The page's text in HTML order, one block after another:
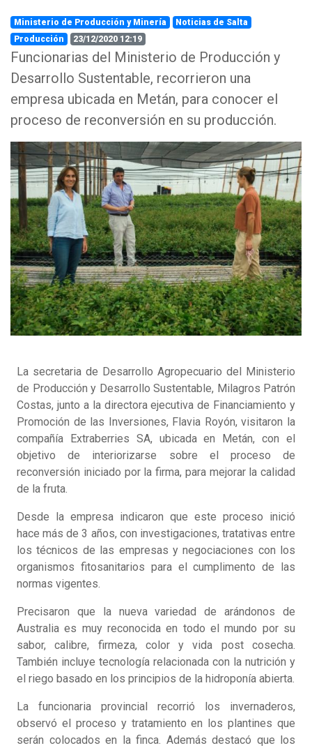
Ministerio de Producción y Minería
Noticias de Salta
Producción
23/12/2020 12:19
Funcionarias del Ministerio de Producción y
Desarrollo Sustentable, recorrieron una
empresa ubicada en Metán, para conocer el
proceso de reconversión en su producción.
La secretaria de Desarrollo Agropecuario del Ministerio
de Producción y Desarrollo Sustentable, Milagros Patrón
Costas, junto a la directora ejecutiva de Financiamiento y
Promoción de las Inversiones, Flavia Royón, visitaron la
compañía Extraberries SA, ubicada en Metán, con el
objetivo de interiorizarse sobre el proceso de
reconversión iniciado por la firma, para mejorar la calidad
de la fruta.
Desde la empresa indicaron que este proceso inició
hace más de 3 años, con investigaciones, tratativas entre
los técnicos de las empresas y negociaciones con los
organismos fitosanitarios para el cumplimento de las
normas vigentes.
Precisaron que la nueva variedad de arándonos de
Australia es muy reconocida en todo el mundo por su
sabor, calibre, firmeza, color y vida post cosecha.
También incluye tecnología relacionada con la nutrición y
el riego basado en los principios de la hidroponía abierta.
La funcionaria provincial recorrió los invernaderos,
observó el proceso y tratamiento en los plantines que
serán colocados en la finca. Además destacó que los